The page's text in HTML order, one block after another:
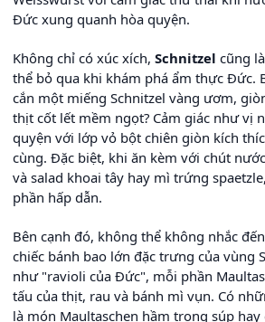
Đức xung quanh hòa quyện.
Không chỉ có xúc xích, Schnitzel cũng
thể bỏ qua khi khám phá ẩm thực Đức.
cắn một miếng Schnitzel vàng ươm,
thịt cốt lết mềm ngọt? Cảm giác như vị
quyện với lớp vỏ bột chiên giòn kích
cùng. Đặc biệt, khi ăn kèm với chút
và salad khoai tây hay mì trứng
phần hấp dẫn.
Bên cạnh đó, không thể không nhắc đến
chiếc bánh bao lớn đặc trưng của vùng
như "ravioli của Đức", mỗi phần
tấu của thịt, rau và bánh mì vụn. Có
là món Maultaschen hầm trong súp